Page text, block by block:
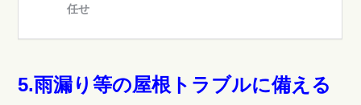
5.雨漏り等の屋根トラブルに備える